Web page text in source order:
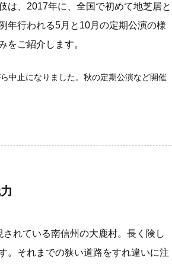
は、2017年に、全国で初めて地芝居と
年行われる5月と10月の定期公演の様
をご紹介します。
中止になりました。秋の定期公演など開催
れている南信州の大鹿村。長く険し
。それまでの狭い道路をすれ違いに注